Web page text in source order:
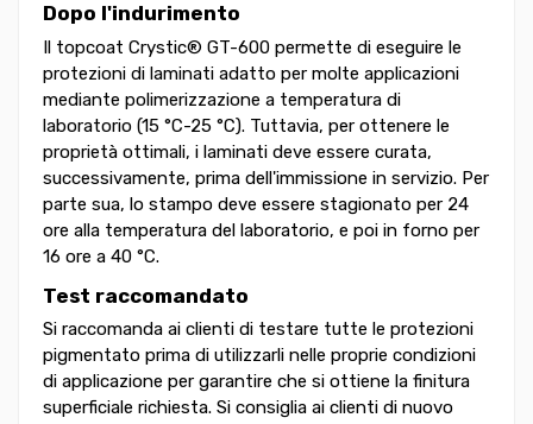
Dopo l'indurimento
Il topcoat Crystic® GT-600 permette di eseguire le
protezioni di laminati adatto per molte applicazioni
mediante polimerizzazione a temperatura di
laboratorio (15 °C-25 °C). Tuttavia, per ottenere le
proprietà ottimali, i laminati deve essere curata,
successivamente, prima dell'immissione in servizio. Per
parte sua, lo stampo deve essere stagionato per 24
ore alla temperatura del laboratorio, e poi in forno per
16 ore a 40 °C.
Test raccomandato
Si raccomanda ai clienti di testare tutte le protezioni
pigmentato prima di utilizzarli nelle proprie condizioni
di applicazione per garantire che si ottiene la finitura
superficiale richiesta. Si consiglia ai clienti di nuovo